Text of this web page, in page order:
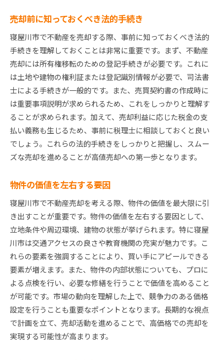
物件の修繕とリノベーションの重要性
売却計画の立て方と進め方
不動産査定のポイント
契約時に注意すべき事項
売却後の手続きと次のステップ
不動産売却のプロが教える寝屋川市での成功ポイン
ト
プロがすすめる効果的な売却戦略
市場のプロから学ぶ交渉術
失敗を避けるためのアドバイス
プロジェクトマネジメントの重要性
寝屋川市不動産市場の動向を掴んで高値売却を実現
最新の経済指標と不動産市場の関係
近隣エリアと比較した寝屋川市の位置づけ
地価と住宅価格のトレンド分析
投資家が注目するエリアとは
今後の市場動向とリスク要因
地域インフラの整備状況とその影響
寝屋川市不動産売却で失敗しないためのチェックリ
売却前に知っておくべき法的手続き
寝屋川市で不動産を売却する際、事前に知っておくべき法的
手続きを理解しておくことは非常に重要です。まず、不動産
売却には所有権移転のための登記手続きが必要です。これに
は土地や建物の権利証または登記識別情報が必要で、司法書
士による手続きが一般的です。また、売買契約書の作成時に
は重要事項説明が求められるため、これをしっかりと理解す
ることが求められます。加えて、売却利益に応じた税金の支
払い義務も生じるため、事前に税理士に相談しておくと良い
でしょう。これらの法的手続きをしっかりと把握し、スムー
ズな売却を進めることが高値売却への第一歩となります。
物件の価値を左右する要因
寝屋川市で不動産売却を考える際、物件の価値を最大限に引
き出すことが重要です。物件の価値を左右する要因として、
立地条件や周辺環境、建物の状態が挙げられます。特に寝屋
川市は交通アクセスの良さや教育機関の充実が魅力です。こ
れらの要素を強調することにより、買い手にアピールできる
要素が増えます。また、物件の内部状態についても、プロに
よる点検を行い、必要な修繕を行うことで価値を高めること
が可能です。市場の動向を理解した上で、競争力のある価格
設定を行うことも重要なポイントとなります。長期的な視点
で計画を立て、売却活動を進めることで、高価格での売却を
実現する可能性が高まります。